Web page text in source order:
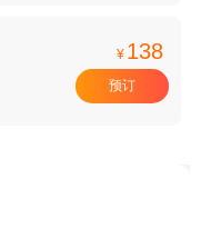
¥ 138
预订